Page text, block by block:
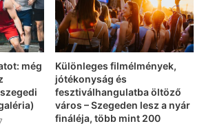
még
Különleges filmélmények,
jótékonyság és
fesztiválhangulatba öltöző
város – Szegeden lesz a nyár
fináléja, több mint 200